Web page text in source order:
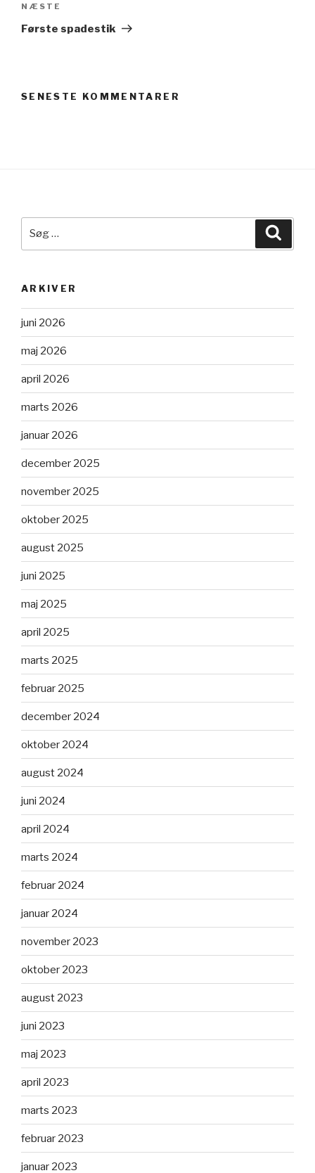
Næste
indlæg
NÆSTE
Første spadestik
SENESTE KOMMENTARER
efter:
ARKIVER
juni 2026
maj 2026
april 2026
marts 2026
januar 2026
december 2025
november 2025
oktober 2025
august 2025
juni 2025
maj 2025
april 2025
marts 2025
februar 2025
december 2024
oktober 2024
august 2024
juni 2024
april 2024
marts 2024
februar 2024
januar 2024
november 2023
oktober 2023
august 2023
juni 2023
maj 2023
april 2023
marts 2023
februar 2023
januar 2023